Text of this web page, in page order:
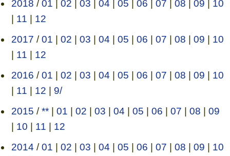
2018 /01 | 02 | 03 | 04 | 05 | 06 | 07 | 08 | 09 | 10
| 11 | 12
2017 /01 | 02 | 03 | 04 | 05 | 06 | 07 | 08 | 09 | 10
| 11 | 12
2016 /01 | 02 | 03 | 04 | 05 | 06 | 07 | 08 | 09 | 10
| 11 | 12 | 9/
2015 /**| 01 | 02 | 03 | 04 | 05 | 06 | 07 | 08 | 09
| 10 | 11 | 12
2014 /01 | 02 | 03 | 04 | 05 | 06 | 07 | 08 | 09 | 10